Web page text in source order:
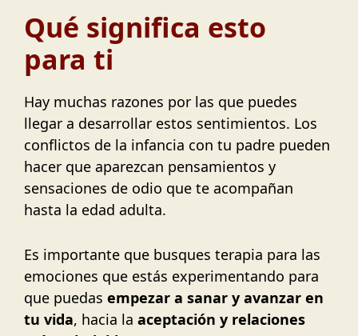
Qué significa esto
para ti
Hay muchas razones por las que puedes
llegar a desarrollar estos sentimientos. Los
conflictos de la infancia con tu padre pueden
hacer que aparezcan pensamientos y
sensaciones de odio que te acompañan
hasta la edad adulta.
Es importante que busques terapia para las
emociones que estás experimentando para
que puedas empezar a sanar y avanzar en
tu vida, hacia la aceptación y relaciones